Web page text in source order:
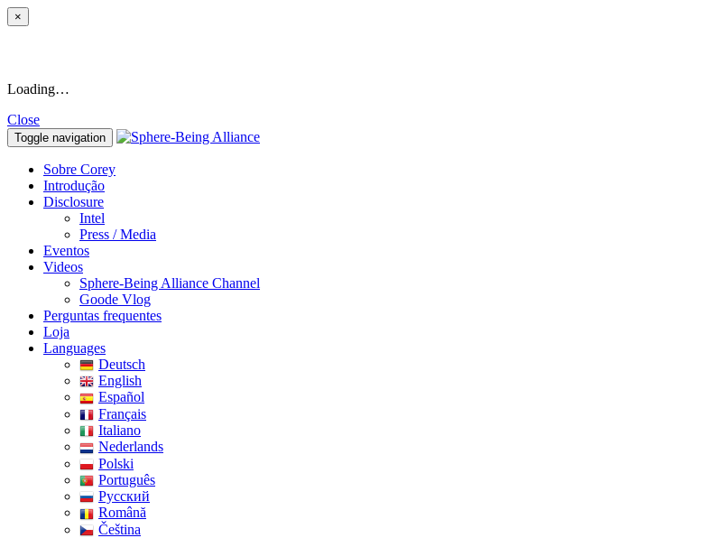
×
Loading…
Close
Toggle navigation
Sobre Corey
Introdução
Disclosure
Intel
Press / Media
Eventos
Videos
Sphere-Being Alliance Channel
Goode Vlog
Perguntas frequentes
Loja
Languages
Deutsch
English
Español
Français
Italiano
Nederlands
Polski
Português
Pусский
Română
Čeština